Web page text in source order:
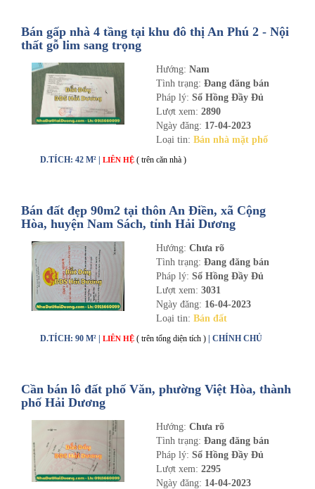
Bán gấp nhà 4 tầng tại khu đô thị An Phú 2 - Nội
thất gỗ lim sang trọng
Hướng: Nam
Tình trạng: Đang đăng bán
Pháp lý: Sổ Hồng Đầy Đủ
Lượt xem: 2890
Ngày đăng: 17-04-2023
Loại tin: Bán nhà mặt phố
D.TÍCH: 42 M² | LIÊN HỆ ( trên căn nhà )
Bán đất đẹp 90m2 tại thôn An Điền, xã Cộng
Hòa, huyện Nam Sách, tỉnh Hải Dương
Hướng: Chưa rõ
Tình trạng: Đang đăng bán
Pháp lý: Sổ Hồng Đầy Đủ
Lượt xem: 3031
Ngày đăng: 16-04-2023
Loại tin: Bán đất
D.TÍCH: 90 M² | LIÊN HỆ ( trên tổng diện tích ) | CHÍNH CHỦ
Cần bán lô đất phố Văn, phường Việt Hòa, thành
phố Hải Dương
Hướng: Chưa rõ
Tình trạng: Đang đăng bán
Pháp lý: Sổ Hồng Đầy Đủ
Lượt xem: 2295
Ngày đăng: 14-04-2023